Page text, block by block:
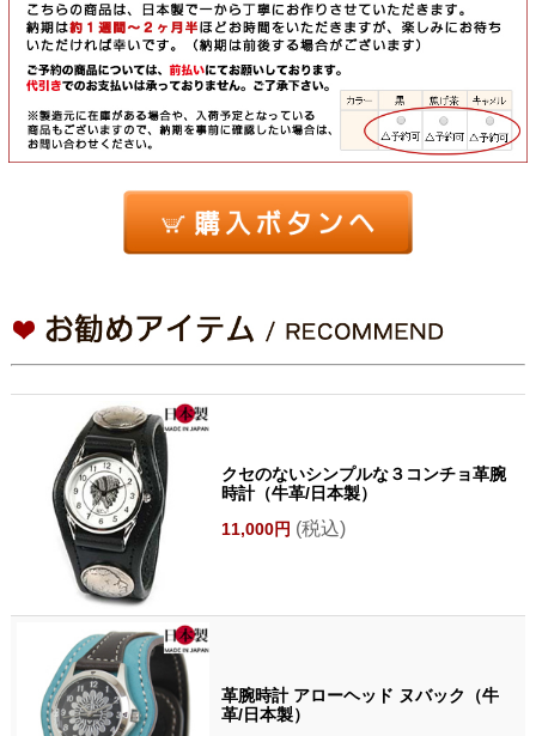
クセのないシンプルな３コンチョ革腕
時計（牛革/日本製）
11,000円 (税込)
革腕時計 アローヘッド ヌバック（牛
革/日本製）